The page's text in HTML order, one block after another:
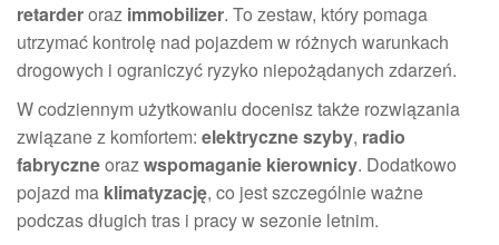
retarderoraz immobilizer. To zestaw, który pomaga
utrzymać kontrolę nad pojazdem w różnych warunkach
drogowych i ograniczyć ryzyko niepożądanych zdarzeń.
W codziennym użytkowaniu docenisz także rozwiązania
związane z komfortem: elektryczne szyby, radio
fabryczneorazwspomaganie kierownicy. Dodatkowo
pojazd ma klimatyzację, co jest szczególnie ważne
podczas długich tras i pracy w sezonie letnim.